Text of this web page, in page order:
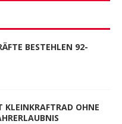
BESTEHLEN 92-
KLEINKRAFTRAD OHNE